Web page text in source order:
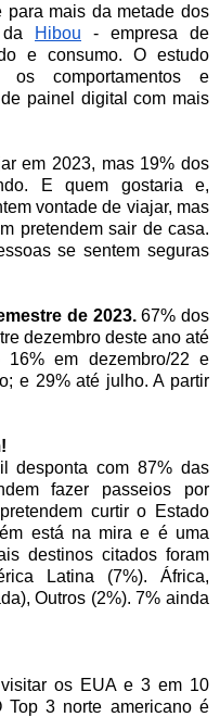
mais da metade dos
da
Hibou - empresa de
e consumo. O estudo
os comportamentos e
painel digital com mais
em 2023, mas 19% dos
E quem gostaria e,
vontade de viajar, mas
pretendem sair de casa.
se sentem seguras
de 2023.67% dos
dezembro deste ano até
em dezembro/22 e
e 29% até julho. A partir
desponta com 87% das
fazer passeios por
curtir o Estado
está na mira e é uma
destinos citados foram
Latina (7%). África,
Outros (2%). 7% ainda
os EUA e 3 em 10
3 norte americano é